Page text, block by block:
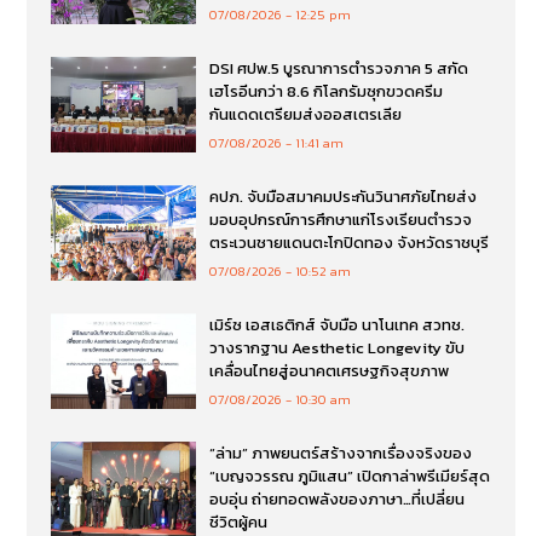
07/08/2026 12:25 pm
DSI ศปพ.5 บูรณาการตำรวจภาค 5 สกัด
เฮโรอีนกว่า 8.6 กิโลกรัมซุกขวดครีม
กันแดดเตรียมส่งออสเตรเลีย
07/08/2026 11:41 am
คปภ. จับมือสมาคมประกันวินาศภัยไทยส่ง
มอบอุปกรณ์การศึกษาแก่โรงเรียนตำรวจ
ตระเวนชายแดนตะโกปิดทอง จังหวัดราชบุรี
07/08/2026 10:52 am
เมิร์ซ เอสเธติกส์ จับมือ นาโนเทค สวทช.
วางรากฐาน Aesthetic Longevity ขับ
เคลื่อนไทยสู่อนาคตเศรษฐกิจสุขภาพ
07/08/2026 10:30 am
“ล่าม” ภาพยนตร์สร้างจากเรื่องจริงของ
“เบญจวรรณ ภูมิแสน” เปิดกาล่าพรีเมียร์สุด
อบอุ่น ถ่ายทอดพลังของภาษา…ที่เปลี่ยน
ชีวิตผู้คน